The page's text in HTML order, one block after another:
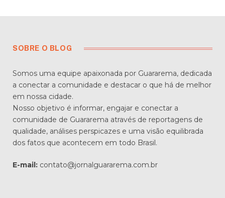
SOBRE O BLOG
Somos uma equipe apaixonada por Guararema, dedicada
a conectar a comunidade e destacar o que há de melhor
em nossa cidade.
Nosso objetivo é informar, engajar e conectar a
comunidade de Guararema através de reportagens de
qualidade, análises perspicazes e uma visão equilibrada
dos fatos que acontecem em todo Brasil.
E-mail: contato@jornalguararema.com.br